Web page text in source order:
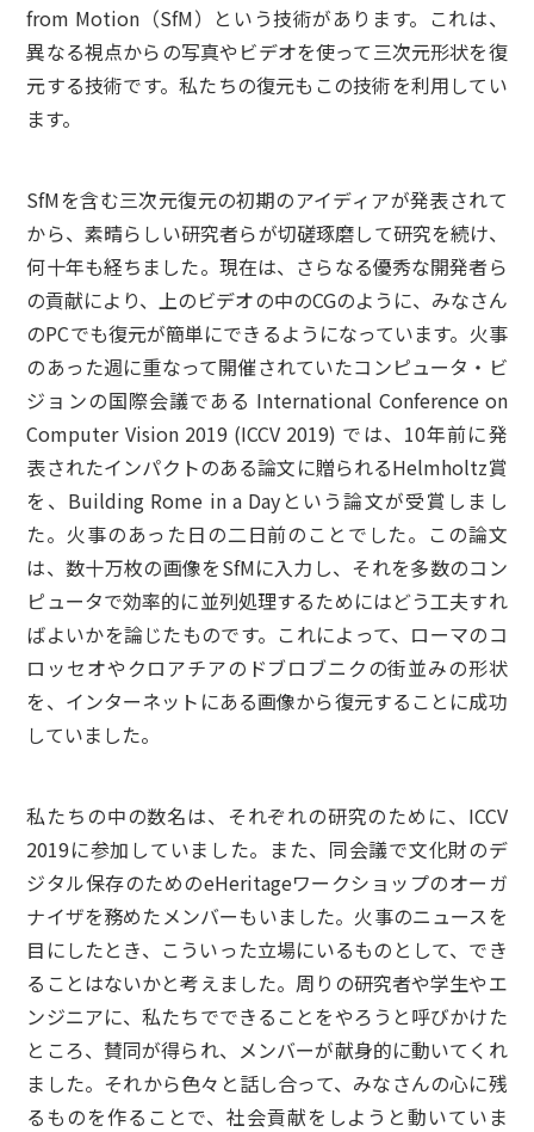
from Motion（SfM）という技術があります。これは、
異なる視点からの写真やビデオを使って三次元形状を復
元する技術です。私たちの復元もこの技術を利用してい
ます。
SfMを含む三次元復元の初期のアイディアが発表されて
から、素晴らしい研究者らが切磋琢磨して研究を続け、
何十年も経ちました。現在は、さらなる優秀な開発者ら
の貢献により、上のビデオの中のCGのように、みなさん
のPCでも復元が簡単にできるようになっています。火事
のあった週に重なって開催されていたコンピュータ・ビ
ジョンの国際会議である International Conference on
Computer Vision 2019 (ICCV 2019) では、10年前に発
表されたインパクトのある論文に贈られるHelmholtz賞
を、Building Rome in a Dayという論文が受賞しまし
た。火事のあった日の二日前のことでした。この論文
は、数十万枚の画像をSfMに入力し、それを多数のコン
ピュータで効率的に並列処理するためにはどう工夫すれ
ばよいかを論じたものです。これによって、ローマのコ
ロッセオやクロアチアのドブロブニクの街並みの形状
を、インターネットにある画像から復元することに成功
していました。
私たちの中の数名は、それぞれの研究のために、ICCV
2019に参加していました。また、同会議で文化財のデ
ジタル保存のためのeHeritageワークショップのオーガ
ナイザを務めたメンバーもいました。火事のニュースを
目にしたとき、こういった立場にいるものとして、でき
ることはないかと考えました。周りの研究者や学生やエ
ンジニアに、私たちでできることをやろうと呼びかけた
ところ、賛同が得られ、メンバーが献身的に動いてくれ
ました。それから色々と話し合って、みなさんの心に残
るものを作ることで、社会貢献をしようと動いていま